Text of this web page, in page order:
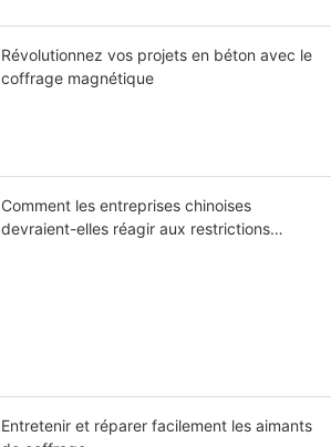
Révolutionnez vos projets en béton avec le
coffrage magnétique
Comment les entreprises chinoises
devraient-elles réagir aux restrictions
Entretenir et réparer facilement les aimants